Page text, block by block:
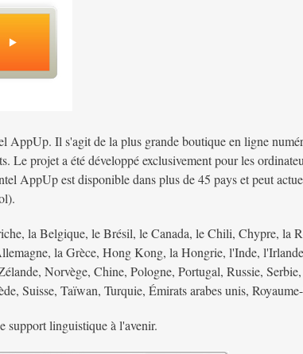
AppUp. Il s'agit de la plus grande boutique en ligne
Le projet a été développé exclusivement pour les
AppUp est disponible dans plus de 45 pays et peut
la Belgique, le Brésil, le Canada, le Chili, Chypre, la
la Grèce, Hong Kong, la Hongrie, l'Inde,
Norvège, Chine, Pologne, Portugal, Russie,
Suisse, Taïwan, Turquie, Émirats arabes unis,
support linguistique à l'avenir.